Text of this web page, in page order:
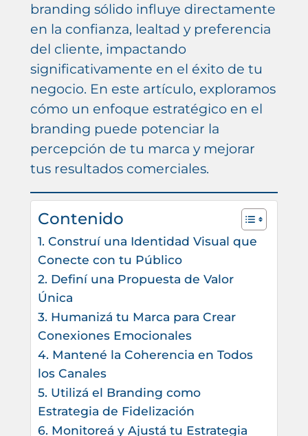
branding sólido influye directamente
en la confianza, lealtad y preferencia
del cliente, impactando
significativamente en el éxito de tu
negocio. En este artículo, exploramos
cómo un enfoque estratégico en el
branding puede potenciar la
percepción de tu marca y mejorar
tus resultados comerciales.
Contenido
1. Construí una Identidad Visual que
Conecte con tu Público
2. Definí una Propuesta de Valor
Única
3. Humanizá tu Marca para Crear
Conexiones Emocionales
4. Mantené la Coherencia en Todos
los Canales
5. Utilizá el Branding como
Estrategia de Fidelización
6. Monitoreá y Ajustá tu Estrategia